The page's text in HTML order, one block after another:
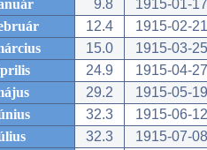
9.8
1915-01-17
12.4
1915-02-21
15.0
1915-03-25
24.9
1915-04-27
29.2
1915-05-19
32.3
1915-06-12
32.3
1915-07-08